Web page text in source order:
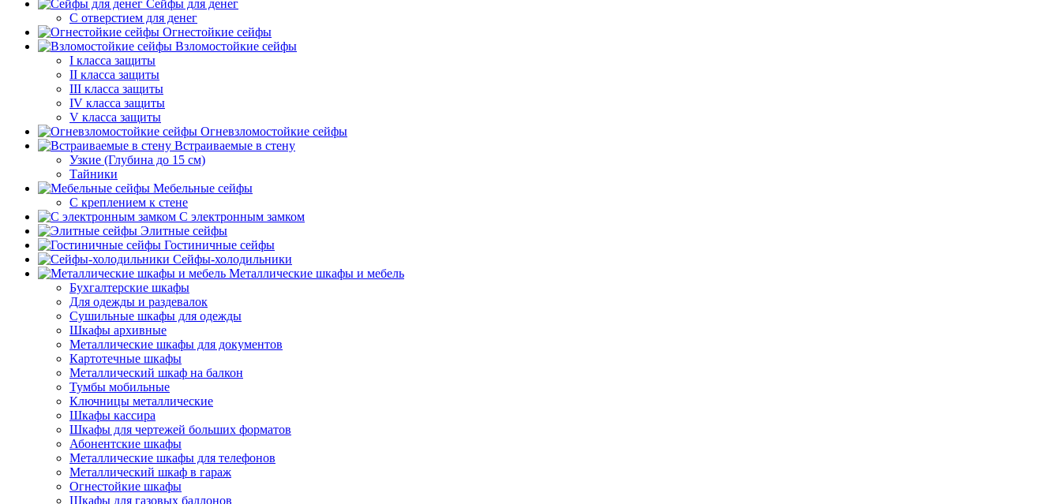
Сейфы для денег
С отверстием для денег
Огнестойкие сейфы
Взломостойкие сейфы
I класса защиты
II класса защиты
III класса защиты
IV класса защиты
V класса защиты
Огневзломостойкие сейфы
Встраиваемые в стену
Узкие (Глубина до 15 см)
Тайники
Мебельные сейфы
С креплением к стене
С электронным замком
Элитные сейфы
Гостиничные сейфы
Сейфы-холодильники
Металлические шкафы и мебель
Бухгалтерские шкафы
Для одежды и раздевалок
Сушильные шкафы для одежды
Шкафы архивные
Металлические шкафы для документов
Картотечные шкафы
Металлический шкаф на балкон
Тумбы мобильные
Ключницы металлические
Шкафы кассира
Шкафы для чертежей больших форматов
Абонентские шкафы
Металлические шкафы для телефонов
Металлический шкаф в гараж
Огнестойкие шкафы
Шкафы для газовых баллонов